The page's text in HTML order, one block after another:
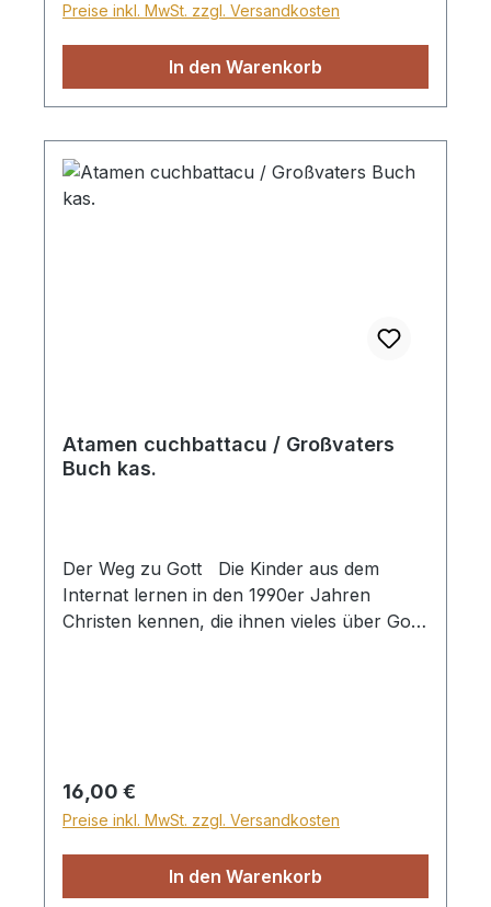
Preise inkl. MwSt. zzgl. Versandkosten
In den Warenkorb
Atamen cuchbattacu / Großvaters
Buch kas.
Der Weg zu Gott Die Kinder aus dem
Internat lernen in den 1990er Jahren
Christen kennen, die ihnen vieles über Gott
Kapitels gibt es Fragen zu den biblischen
Geschichten ... Das Buch hat nicht nur
Kindern, sondern auch mehreren
Erwachsenen den Weg zu Gott erleuchtet
und auf viele Fragen eine Antwort gegeben.
Regulärer Preis:
16,00 €
Preise inkl. MwSt. zzgl. Versandkosten
In den Warenkorb